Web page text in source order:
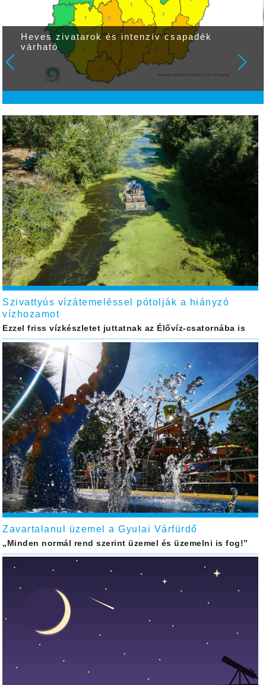
Heves zivatarok és intenzív csapadék
várható
Szivattyús vízátemeléssel pótolják a hiányzó
vízhozamot
Ezzel friss vízkészletet juttatnak az Élővíz-csatornába is
Zavartalanul üzemel a Gyulai Várfürdő
„Minden normál rend szerint üzemel és üzemelni is fog!”